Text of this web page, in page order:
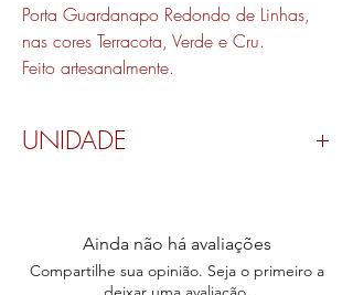
Porta Guardanapo Redondo de Linhas,
nas cores Terracota, Verde e Cru.
Feito artesanalmente.
UNIDADE
Ainda não há avaliações
Compartilhe sua opinião. Seja o primeiro a